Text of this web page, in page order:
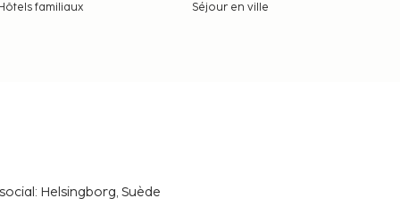
familiaux
Séjour en ville
Helsingborg, Suède